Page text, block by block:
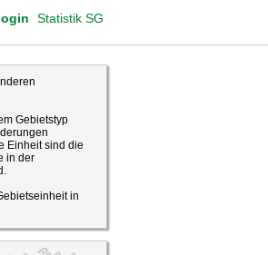
Statistik SG
Gebietstyp
Einheit sind die
in der
in